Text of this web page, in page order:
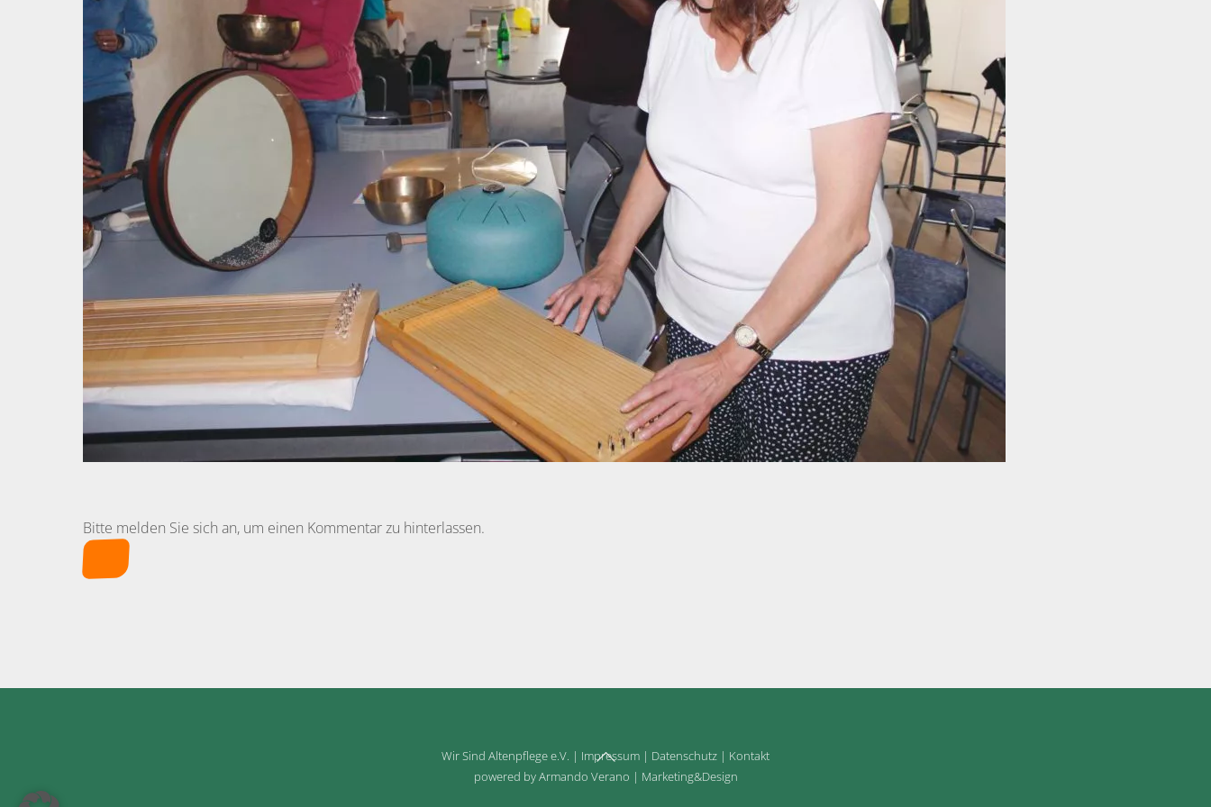
Bitte melden Sie sich an, um einen Kommentar zu hinterlassen.
Back
To
Wir Sind Altenpflege e.V. | Impressum | Datenschutz | Kontakt
powered by Armando Verano | Marketing&Design